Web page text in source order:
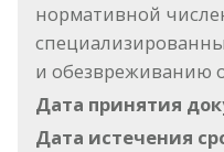
нормативной
и обезвреживанию
Дата принятия
Дата истечения